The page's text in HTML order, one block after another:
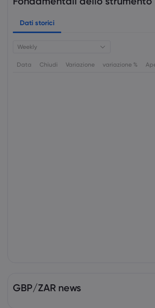
Dati storici
Weekly
Data Chiudi Variazione variazione %
GBP/ZAR news